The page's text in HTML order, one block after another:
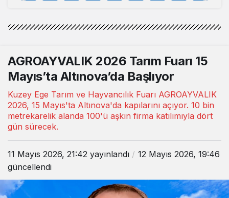
AGROAYVALIK 2026 Tarım Fuarı 15
Mayıs’ta Altınova’da Başlıyor
Kuzey Ege Tarım ve Hayvancılık Fuarı AGROAYVALIK
2026, 15 Mayıs'ta Altınova'da kapılarını açıyor. 10 bin
metrekarelik alanda 100'ü aşkın firma katılımıyla dört
gün sürecek.
11 Mayıs 2026, 21:42 yayınlandı
12 Mayıs 2026, 19:46
güncellendi